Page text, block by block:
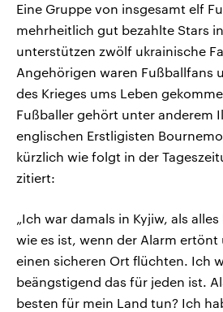
Eine Gruppe von insgesamt elf
mehrheitlich gut bezahlte Stars
unterstützen zwölf ukrainische
Angehörigen waren Fußballfans
des Krieges ums Leben
Fußballer gehört unter anderem
englischen Erstligisten
kürzlich wie folgt in der
zitiert:
„Ich war damals in Kyjiw, als
wie es ist, wenn der Alarm ertönt
einen sicheren Ort flüchten. Ich
beängstigend das für jeden ist.
besten für mein Land tun? Ich